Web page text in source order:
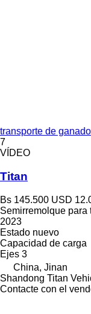
transporte de
7
VÍDEO
Titan
Bs 145.500 USD
Semirremolque para
2023
Estado nuevo
Capacidad de carga
Ejes 3
China, Jinan
Shandong Titan
Contacte con el